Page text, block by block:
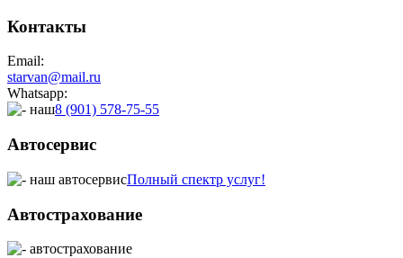
Контакты
Email:
starvan@mail.ru
Whatsapp:
8 (901) 578-75-55
Автосервис
Полный спектр услуг!
Автострахование